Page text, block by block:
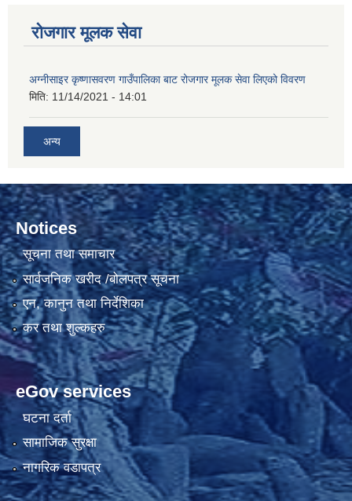
रोजगार मूलक सेवा
अग्नीसाइर कृष्णासवरण गाउँपालिका बाट रोजगार मूलक सेवा लिएको विवरण
मिति: 11/14/2021 - 14:01
अन्य
Notices
सूचना तथा समाचार
सार्वजनिक खरीद /बोलपत्र सूचना
एन, कानुन तथा निर्देशिका
कर तथा शुल्कहरु
eGov services
घटना दर्ता
सामाजिक सुरक्षा
नागरिक वडापत्र